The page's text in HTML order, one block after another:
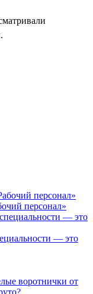
персонал»
— это